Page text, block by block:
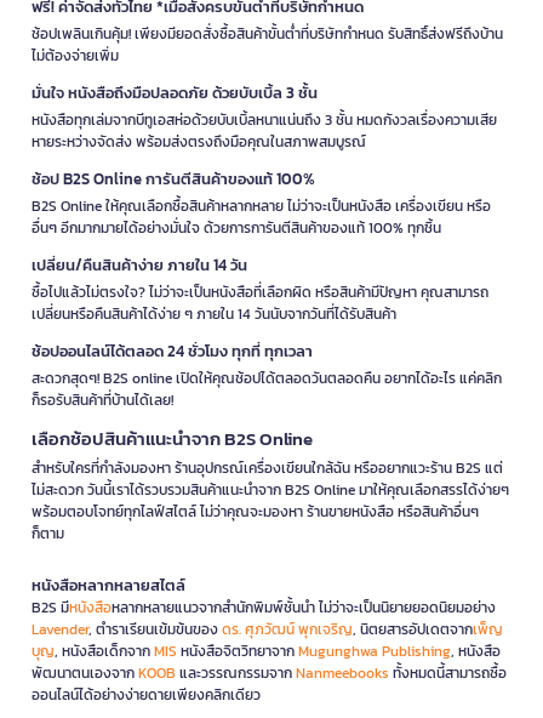
ฟรี! ค่าจัดส่งทั่วไทย *เมื่อสั่งครบขั้นต่ำที่บริษัทกำหนด
ช้อปเพลินเกินคุ้ม! เพียงมียอดสั่งซื้อสินค้าขั้นต่ำที่บริษัทกำหนด รับสิทธิ์ส่งฟรีถึงบ้าน
ไม่ต้องจ่ายเพิ่ม
มั่นใจ หนังสือถึงมือปลอดภัย ด้วยบับเบิ้ล 3 ชั้น
หนังสือทุกเล่มจากบีทูเอสห่อด้วยบับเบิ้ลหนาแน่นถึง 3 ชั้น หมดกังวลเรื่องความเสีย
หายระหว่างจัดส่ง พร้อมส่งตรงถึงมือคุณในสภาพสมบูรณ์
ช้อป B2S Online การันตีสินค้าของแท้ 100%
B2S Online ให้คุณเลือกซื้อสินค้าหลากหลาย ไม่ว่าจะเป็นหนังสือ เครื่องเขียน หรือ
อื่นๆ อีกมากมายได้อย่างมั่นใจ ด้วยการการันตีสินค้าของแท้ 100% ทุกชิ้น
เปลี่ยน/คืนสินค้าง่าย ภายใน 14 วัน
ซื้อไปแล้วไม่ตรงใจ? ไม่ว่าจะเป็นหนังสือที่เลือกผิด หรือสินค้ามีปัญหา คุณสามารถ
เปลี่ยนหรือคืนสินค้าได้ง่าย ๆ ภายใน 14 วันนับจากวันที่ได้รับสินค้า
ช้อปออนไลน์ได้ตลอด 24 ชั่วโมง ทุกที่ ทุกเวลา
สะดวกสุดๆ! B2S online เปิดให้คุณช้อปได้ตลอดวันตลอดคืน อยากได้อะไร แค่คลิก
ก็รอรับสินค้าที่บ้านได้เลย!
เลือกช้อปสินค้าแนะนำจาก B2S Online
สำหรับใครที่กำลังมองหา ร้านอุปกรณ์เครื่องเขียนใกล้ฉัน หรืออยากแวะร้าน B2S แต่
ไม่สะดวก วันนี้เราได้รวบรวมสินค้าแนะนำจาก B2S Online มาให้คุณเลือกสรรได้ง่ายๆ
พร้อมตอบโจทย์ทุกไลฟ์สไตล์ ไม่ว่าคุณจะมองหา ร้านขายหนังสือ หรือสินค้าอื่นๆ
ก็ตาม
หนังสือหลากหลายสไตล์
B2S มีหนังสือหลากหลายแนวจากสำนักพิมพ์ชั้นนำ ไม่ว่าจะเป็นนิยายยอดนิยมอย่าง
Lavender, ตำราเรียนเข้มข้นของดร. ศุภวัฒน์ พุกเจริญ, นิตยสารอัปเดตจากเพ็ญ
บุญ, หนังสือเด็กจากMIS หนังสือจิตวิทยาจากMugunghwa Publishing, หนังสือ
พัฒนาตนเองจากKOOB และวรรณกรรมจากNanmeebooks ทั้งหมดนี้สามารถซื้อ
ออนไลน์ได้อย่างง่ายดายเพียงคลิกเดียว